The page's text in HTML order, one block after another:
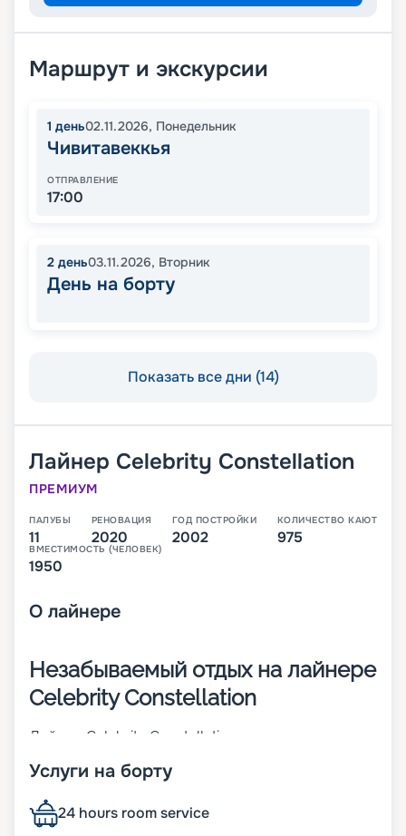
Маршрут и экскурсии
1 день02.11.2026, Понедельник
Чивитавеккья
ОТПРАВЛЕНИЕ
17:00
2 день03.11.2026, Вторник
День на борту
Показать все дни (14)
Лайнер Celebrity Constellation
ПРЕМИУМ
ПАЛУБЫ
11
РЕНОВАЦИЯ
2020
ГОД ПОСТРОЙКИ
2002
КОЛИЧЕСТВО КАЮТ
975
ВМЕСТИМОСТЬ (ЧЕЛОВЕК)
1950
О лайнере
Незабываемый отдых на лайнере
Celebrity Constellation
Лайнер Celebrity Constellation 2002 года
элегантность классики и практичность
году. Корабль относится к классу Millennium. На
12-палубном судне есть 1079 кают, в которых
Услуги на борту
24 hours room service